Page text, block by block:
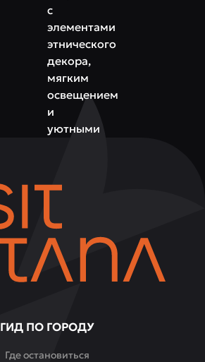
с
элементами
этнического
декора,
мягким
освещением
и
уютными
провести
семейный
ужин,
встретиться
или
ГИД ПО ГОРОДУ
Где остановиться